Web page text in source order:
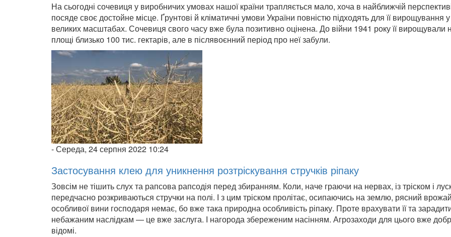
На сьогодні сочевиця у виробничих умовах нашої країни трапляється мало, хоча в найближчій
посяде своє достойне місце. Ґрунтові й кліматичні умови України повністю підходять для її вирощування у
великих масштабах. Сочевиця свого часу вже була позитивно оцінена. До війни 1941 року її вирощували
площі близько 100 тис. гектарів, але в післявоєнний період про неї забули.
-Середа, 24 серпня 2022 10:24
Застосування клею для уникнення розтріскування стручків ріпаку
Зовсім не тішить слух та рапсова рапсодія перед збиранням. Коли, наче граючи на нервах, із тріском і
передчасно розкриваються стручки на полі. І з цим тріском пролітає, осипаючись на землю, рясний
особливої вини господаря немає, бо вже така природна особливість ріпаку. Проте врахувати її та
небажаним наслідкам — це вже заслуга. І нагорода збереженим насінням. Агрозаходи для цього вже
відомі.